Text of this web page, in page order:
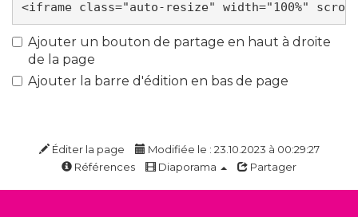
Ajouter un bouton de partage en haut à droite
de la page
Ajouter la barre d'édition en bas de page
Éditer la page
Modifiée le : 23.10.2023 à 00:29:27
Références
Diaporama Partager